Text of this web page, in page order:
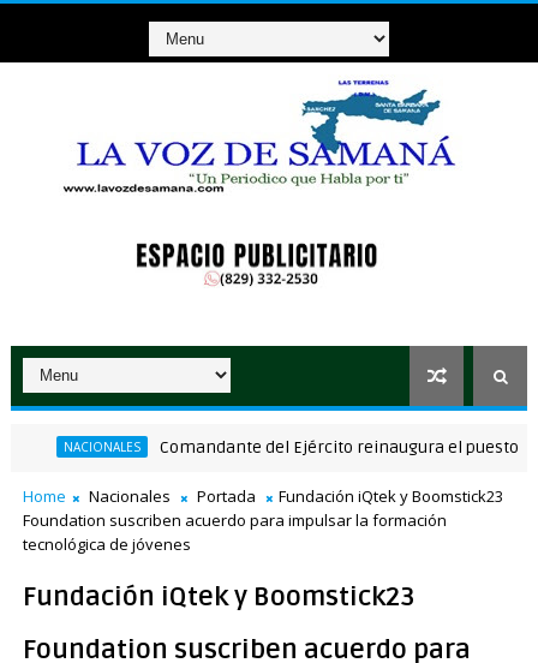
NACIONALES Comandante del Ejército reinaugura el puesto
Home Nacionales Portada
Fundación iQtek y Boomstick23
Foundation suscriben acuerdo para impulsar la formación
tecnológica de jóvenes
Fundación iQtek y Boomstick23
Foundation suscriben acuerdo para